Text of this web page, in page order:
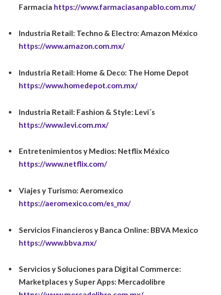
Farmacia https://www.farmaciasanpablo.com.mx/
Industria Retail: Techno & Electro: Amazon México
https://www.amazon.com.mx/
Industria Retail: Home & Deco: The Home Depot
https://www.homedepot.com.mx/
Industria Retail: Fashion & Style: Levi´s
https://www.levi.com.mx/
Entretenimientos y Medios: Netflix México
https://www.netflix.com/
Viajes y Turismo: Aeromexico
https://aeromexico.com/es_mx/
Servicios Financieros y Banca Online: BBVA Mexico
https://www.bbva.mx/
Servicios y Soluciones para Digital Commerce:
Marketplaces y Super Apps: Mercadolibre